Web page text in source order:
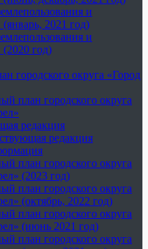
и
(январь, 2021 год)
и
(2020 год)
городского округа «Город
план городского округа
редакция
редакция
план городского округа
(2023 год)
план городского округа
(октябрь, 2022 год)
план городского округа
(июнь 2021 год)
план городского округа